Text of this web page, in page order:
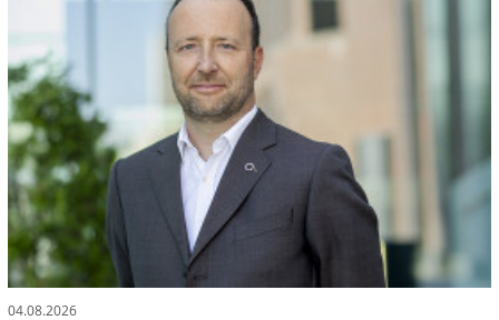
04.08.2026